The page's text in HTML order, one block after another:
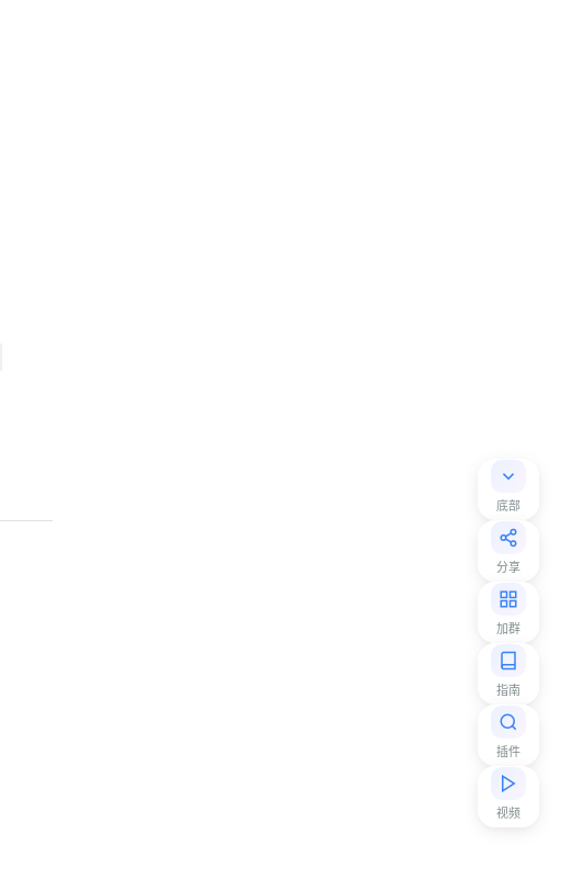
底部
分享
加群
指南
插件
视频